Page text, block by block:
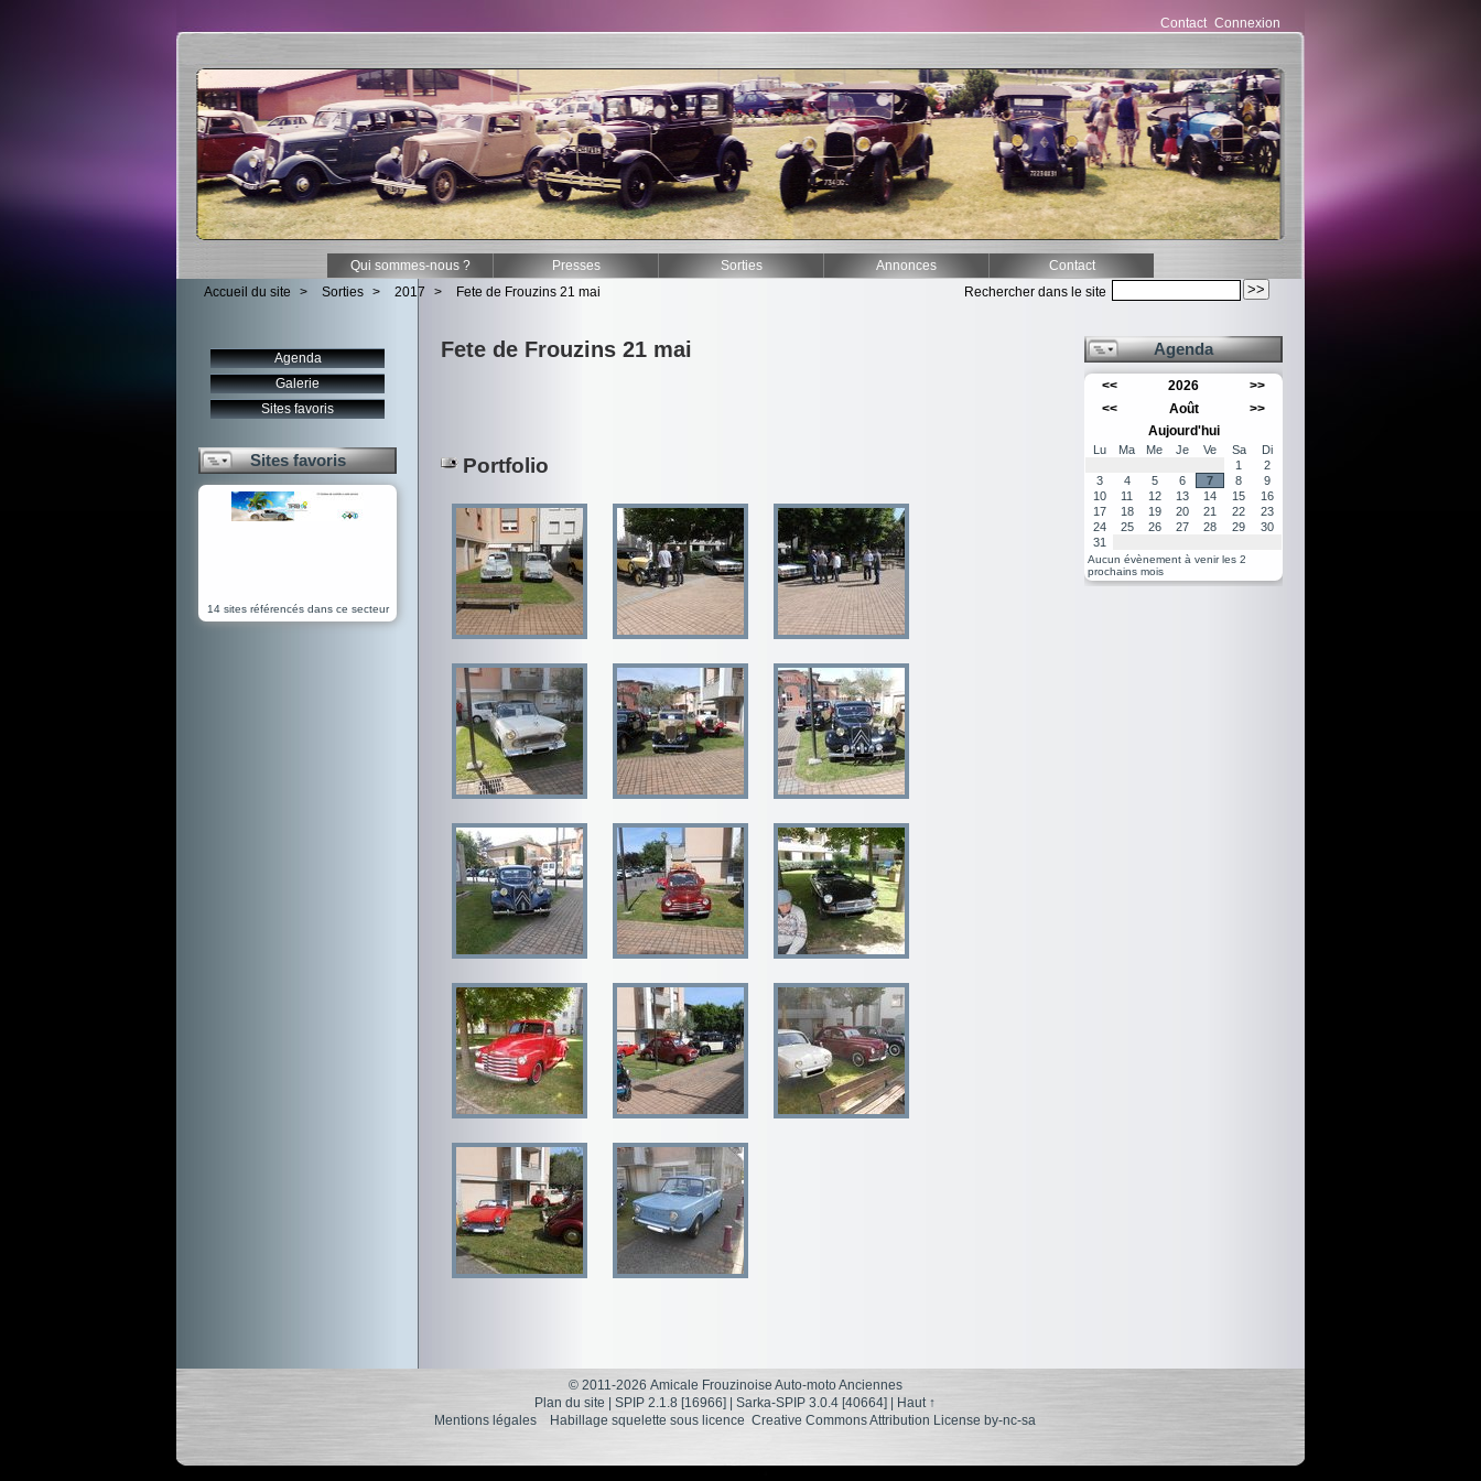
Contact Connexion
Qui sommes-nous ? Presses Sorties Annonces
Contact
Rechercher dans le site
Accueil du site > Sorties > 2017 > Fete de Frouzins 21 mai
Fete de Frouzins 21 mai
Portfolio
Agenda
Galerie
Sites favoris
Sites favoris
14 sites référencés dans ce secteur
Agenda
<< 2026
>>
<<
Août
>>
Aujourd'hui
Lu Ma Me Je Ve Sa
Di
1
2
3
4 5 6 7 8
9
10
11 12 13 14 15
16
17
18 19 20 21 22
23
24
25 26 27 28 29
30
31
Aucun évènement à venir les 2
prochains mois
© 2011-2026 Amicale Frouzinoise Auto-moto Anciennes
Plan du site
SPIP 2.1.8 [16966] Sarka-SPIP 3.0.4 [40664]
Haut ↑
Mentions légales Habillage squelette sous licence Creative Commons Attribution License by-nc-sa